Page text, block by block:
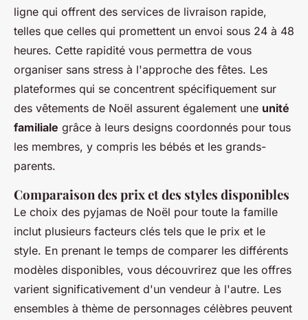
ligne qui offrent des services de livraison rapide,
telles que celles qui promettent un envoi sous 24 à 48
heures. Cette rapidité vous permettra de vous
organiser sans stress à l'approche des fêtes. Les
plateformes qui se concentrent spécifiquement sur
des vêtements de Noël assurent également une unité
familiale grâce à leurs designs coordonnés pour tous
les membres, y compris les bébés et les grands-
parents.
Comparaison des prix et des styles disponibles
Le choix des pyjamas de Noël pour toute la famille
inclut plusieurs facteurs clés tels que le prix et le
style. En prenant le temps de comparer les différents
modèles disponibles, vous découvrirez que les offres
varient significativement d'un vendeur à l'autre. Les
ensembles à thème de personnages célèbres peuvent